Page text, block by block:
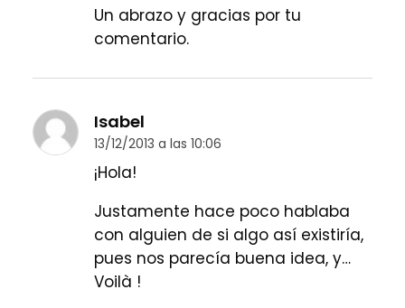
Un abrazo y gracias por tu
comentario.
Isabel
13/12/2013 a las 10:06
¡Hola!
Justamente hace poco hablaba
con alguien de si algo así existiría,
pues nos parecía buena idea, y…
Voilà !